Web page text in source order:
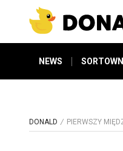
NEWS
DONALD PIERWSZY